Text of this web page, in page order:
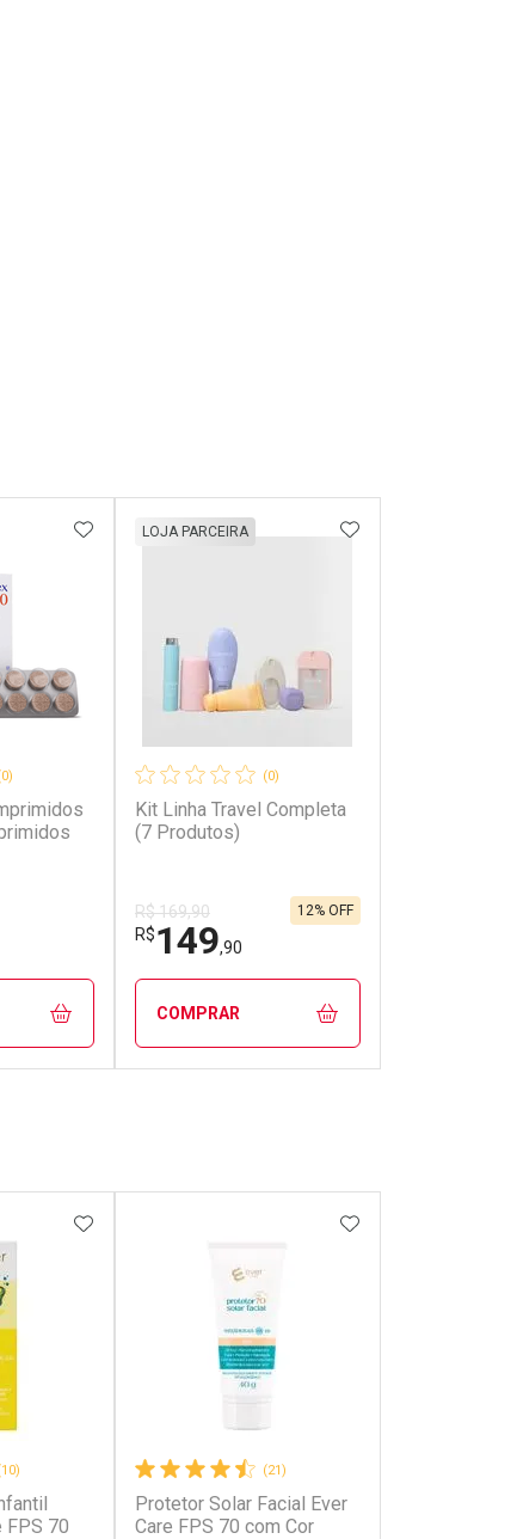
ADICIONAR AOS FAVORITOS
(0)
Kit Linha Travel Completa
(7 Produtos)
LOJA PARCEIRA
R$ 169,90
R$149,90
12% OFF
ADICIONAR AOS
COMPRAR
Ativar Desconto
FPS 70
ADICIONAR AOS FAVORITOS
(21)
Protetor Solar Facial Ever
Care FPS 70 com Cor
ADICIONAR AOS